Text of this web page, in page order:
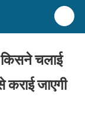
चलाई
जाएगी